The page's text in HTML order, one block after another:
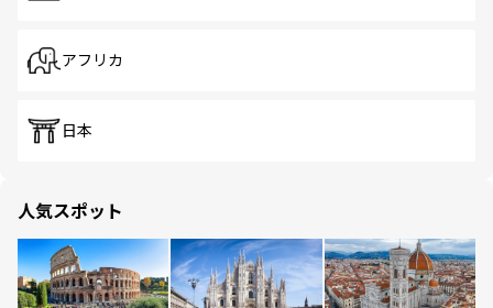
アフリカ
日本
人気スポット